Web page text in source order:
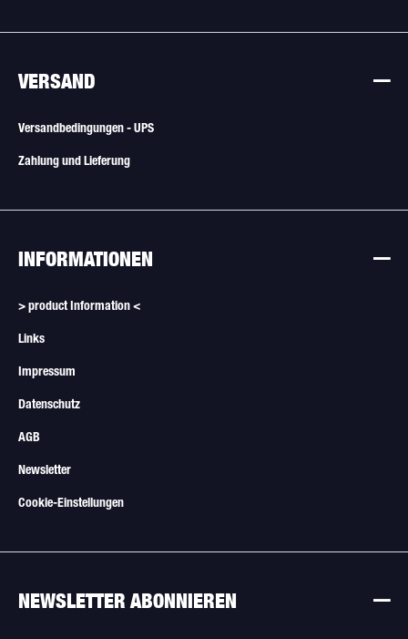
VERSAND
Versandbedingungen - UPS
Zahlung und Lieferung
INFORMATIONEN
> product Information <
Links
Impressum
Datenschutz
AGB
Newsletter
Cookie-Einstellungen
NEWSLETTER ABONNIEREN